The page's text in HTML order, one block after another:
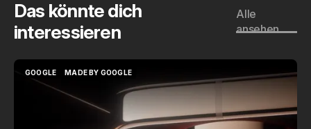
Das könnte dich
interessieren
Alle
ansehen
GOOGLE
GOOGLE
MADE BY GOOGLE